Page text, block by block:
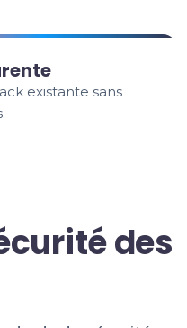
existante sans
des